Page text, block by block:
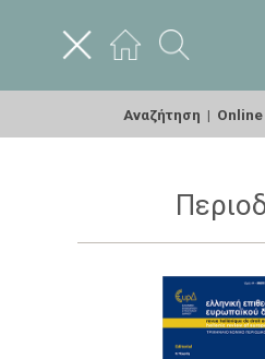
Αναζήτηση |